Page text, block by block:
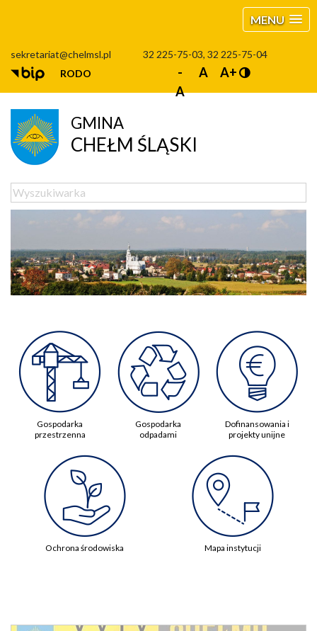
MENU
sekretariat@chelmsl.pl
32 225-75-03, 32 225-75-04
RODO
-
A
A A+
GMINA
CHEŁM ŚLĄSKI
Gospodarka
przestrzenna
Gospodarka
odpadami
Dofinansowania i
projekty unijne
Ochrona środowiska Mapa instytucji